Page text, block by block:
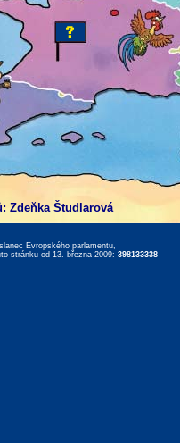
Zdeňka Študlarová
Evropského parlamentu,
stránku od 13. března 2009: 398133338